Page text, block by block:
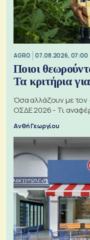
AGRO 07.08.2026, 07:00
Ποιοι
Τα κριτήρια για
Όσα αλλάζουν με τον
ΟΣΔΕ 2026 - Τι
Ανθή Γεωργίου